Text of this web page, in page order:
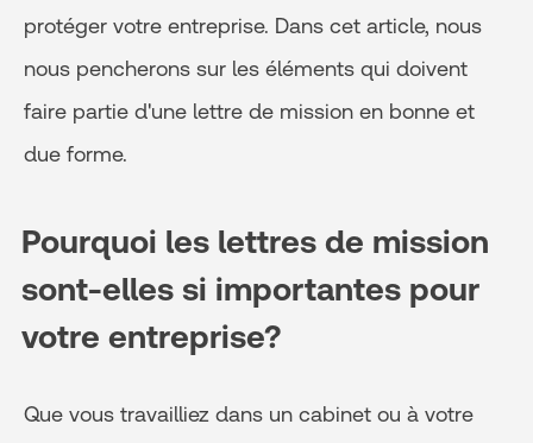
protéger votre entreprise. Dans cet article, nous
nous pencherons sur les éléments qui doivent
faire partie d'une lettre de mission en bonne et
due forme.
Pourquoi les lettres de mission
sont-elles si importantes pour
votre entreprise?
Que vous travailliez dans un cabinet ou à votre